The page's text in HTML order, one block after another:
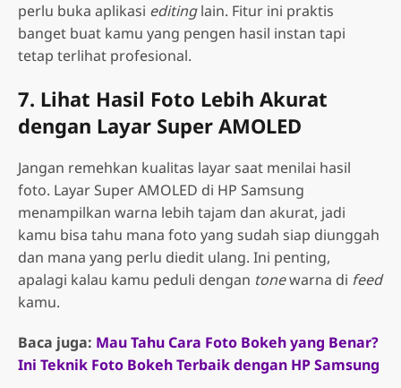
perlu buka aplikasi editinglain. Fitur ini praktis
banget buat kamu yang pengen hasil instan tapi
tetap terlihat profesional.
7. Lihat Hasil Foto Lebih Akurat
dengan Layar Super AMOLED
Jangan remehkan kualitas layar saat menilai hasil
foto. Layar Super AMOLED di HP Samsung
menampilkan warna lebih tajam dan akurat, jadi
kamu bisa tahu mana foto yang sudah siap diunggah
dan mana yang perlu diedit ulang. Ini penting,
apalagi kalau kamu peduli dengan tonewarna di feed
kamu.
Baca juga: Mau Tahu Cara Foto Bokeh yang Benar?
Ini Teknik Foto Bokeh Terbaik dengan HP Samsung